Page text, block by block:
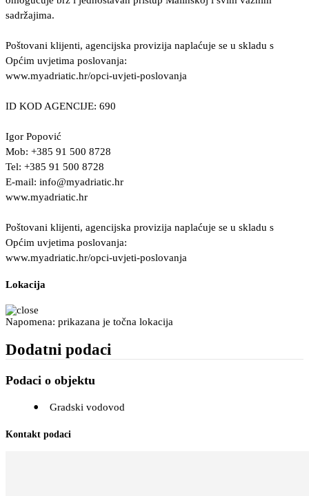
sadržajima.
Poštovani klijenti, agencijska provizija naplaćuje se u skladu s
Općim uvjetima poslovanja:
www.myadriatic.hr/opci-uvjeti-poslovanja
ID KOD AGENCIJE: 690
Igor Popović
Mob: +385 91 500 8728
Tel: +385 91 500 8728
E-mail: info@myadriatic.hr
www.myadriatic.hr
Poštovani klijenti, agencijska provizija naplaćuje se u skladu s
Općim uvjetima poslovanja:
www.myadriatic.hr/opci-uvjeti-poslovanja
Lokacija
Napomena: prikazana je točna lokacija
Dodatni podaci
Podaci o objektu
Gradski vodovod
Kontakt podaci